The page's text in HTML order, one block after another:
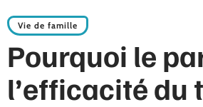
Vie de famille
Pourquoi le
l’efficacité du